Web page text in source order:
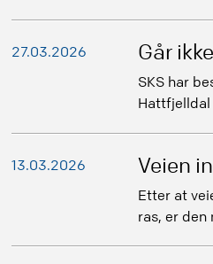
27.03.2026 Går
SKS har
Hattfjelldal
13.03.2026 Veien
Etter at
ras, er den